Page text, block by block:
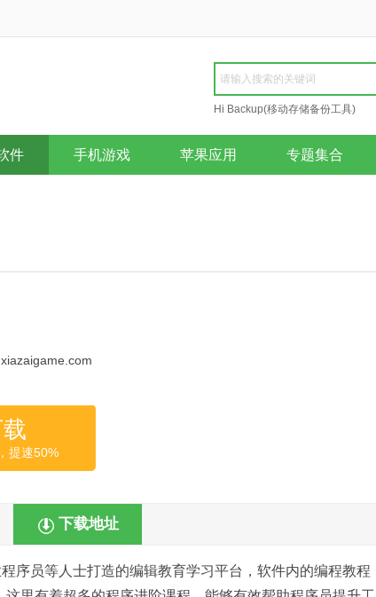
Hi Backup(移动存储备份工具)
Repair
件 手机游戏 苹果应用 专题集合
提速50%
下载地址
序员等人士打造的编辑教育学习平台，软件内的编程教程